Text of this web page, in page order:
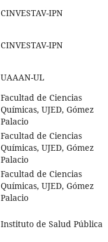
CINVESTAV-IPN
CINVESTAV-IPN
UAAAN-UL
Facultad de Ciencias
Químicas, UJED, Gómez
Palacio
Facultad de Ciencias
Químicas, UJED, Gómez
Palacio
Facultad de Ciencias
Químicas, UJED, Gómez
Palacio
Instituto de Salud Pública